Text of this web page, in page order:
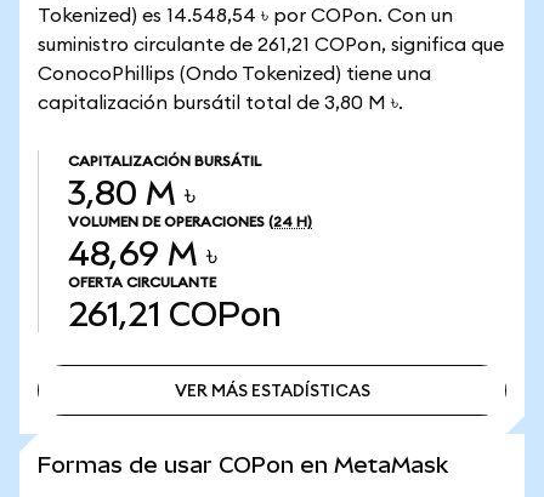
Tokenized) es 14.548,54 ৳ por COPon. Con un
suministro circulante de 261,21 COPon, significa que
ConocoPhillips (Ondo Tokenized) tiene una
capitalización bursátil total de 3,80 M ৳.
CAPITALIZACIÓN BURSÁTIL
3,80 M ৳
VOLUMEN DE OPERACIONES (24 H)
48,69 M ৳
OFERTA CIRCULANTE
261,21 COPon
VER MÁS ESTADÍSTICAS
Formas de usar COPon en MetaMask